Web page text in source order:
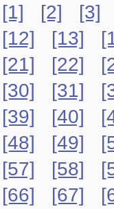
[1]
[2]
[3]
[12]
[13]
[21]
[22]
[30]
[31]
[39]
[40]
[48]
[49]
[57]
[58]
[66]
[67]